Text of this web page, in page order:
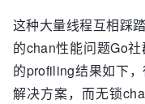
这种大量线程互相踩
的chan性能问题Go
的profiling结果如下
解决方案，而无锁